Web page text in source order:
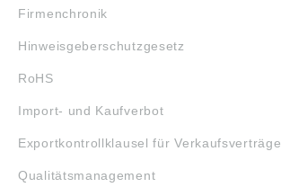
Firmenchronik
Hinweisgeberschutzgesetz
RoHS
Import- und Kaufverbot
Exportkontrollklausel für Verkaufsverträge
Qualitätsmanagement